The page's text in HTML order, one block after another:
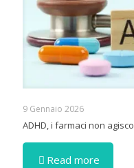
9 Gennaio 2026
ADHD, i farmaci non
Read more